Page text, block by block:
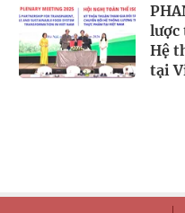
lược
Hệ
tại